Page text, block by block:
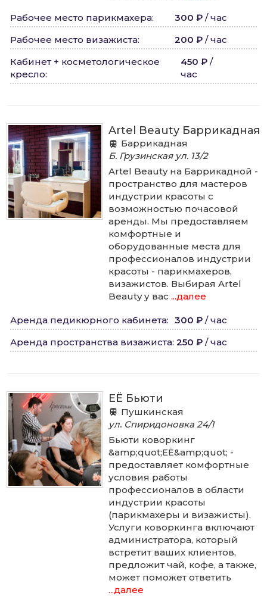
Рабочее место парикмахера: 300 ₽ / час
Рабочее место визажиста: 200 ₽ / час
Кабинет + косметологическое
кресло:
450 ₽ /
час
Artel Beauty Баррикадная
Баррикадная
Б. Грузинская ул. 13/2
Artel Beauty на Баррикадной -
пространство для мастеров
индустрии красоты с
возможностью почасовой
аренды. Мы предоставляем
комфортные и
оборудованные места для
профессионалов индустрии
красоты - парикмахеров,
визажистов. Выбирая Artel
Beauty у вас ...далее
Аренда педикюрного кабинета: 300 ₽ / час
Аренда пространства визажиста: 250 ₽ / час
ЕЁ Бьюти
Пушкинская
ул. Спиридоновка 24/1
Бьюти коворкинг
&amp;quot;ЕЁ&amp;quot; -
предоставляет комфортные
условия работы
профессионалов в области
индустрии красоты
(парикмахеры и визажисты).
Услуги коворкинга включают
администратора, который
встретит ваших клиентов,
предложит чай, кофе, а также,
может поможет ответить
...далее